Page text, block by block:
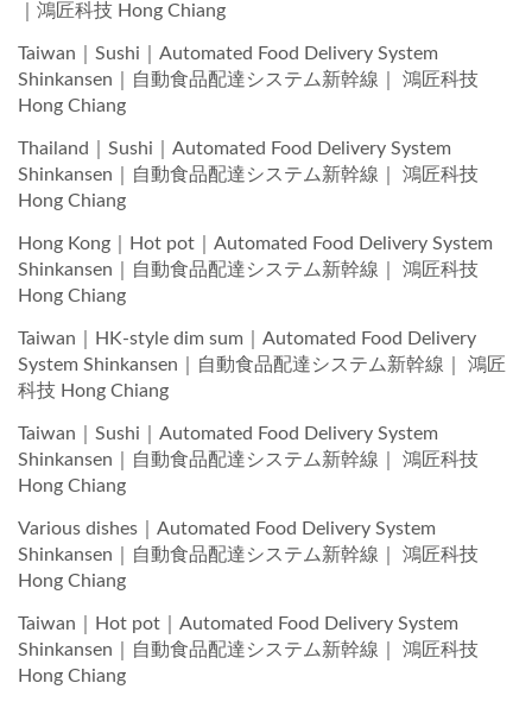
｜鴻匠科技 Hong Chiang
Taiwan｜Sushi｜Automated Food Delivery System
Shinkansen｜自動食品配達システム新幹線｜ 鴻匠科技
Hong Chiang
Thailand｜Sushi｜Automated Food Delivery System
Shinkansen｜自動食品配達システム新幹線｜ 鴻匠科技
Hong Chiang
Hong Kong｜Hot pot｜Automated Food Delivery System
Shinkansen｜自動食品配達システム新幹線｜ 鴻匠科技
Hong Chiang
Taiwan｜HK-style dim sum｜Automated Food Delivery
System Shinkansen｜自動食品配達システム新幹線｜ 鴻匠
科技 Hong Chiang
Taiwan｜Sushi｜Automated Food Delivery System
Shinkansen｜自動食品配達システム新幹線｜ 鴻匠科技
Hong Chiang
Various dishes｜Automated Food Delivery System
Shinkansen｜自動食品配達システム新幹線｜ 鴻匠科技
Hong Chiang
Taiwan｜Hot pot｜Automated Food Delivery System
Shinkansen｜自動食品配達システム新幹線｜ 鴻匠科技
Hong Chiang